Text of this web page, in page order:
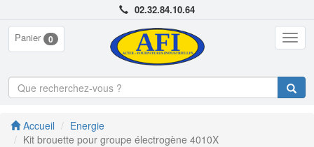
02.32.84.10.64
Panier 0
Accueil
Energie
Kit brouette pour groupe électrogène 4010X